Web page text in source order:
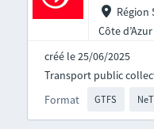
Région
Côte d’Azur
créé le 25/06/2025
Format GTFS
Transport public